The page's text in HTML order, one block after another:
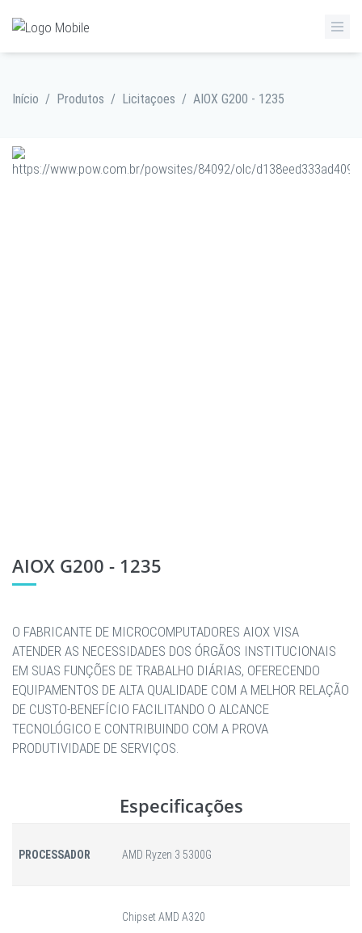
Início / Produtos / Licitaçoes / AIOX G200 - 1235
AIOX G200 - 1235
O FABRICANTE DE MICROCOMPUTADORES AIOX VISA
ATENDER AS NECESSIDADES DOS ÓRGÃOS INSTITUCIONAIS
EM SUAS FUNÇÕES DE TRABALHO DIÁRIAS, OFERECENDO
EQUIPAMENTOS DE ALTA QUALIDADE COM A MELHOR RELAÇÃO
DE CUSTO-BENEFÍCIO FACILITANDO O ALCANCE
TECNOLÓGICO E CONTRIBUINDO COM A PROVA
PRODUTIVIDADE DE SERVIÇOS.
Especificações
PROCESSADOR AMD Ryzen 3 5300G
Chipset AMD A320